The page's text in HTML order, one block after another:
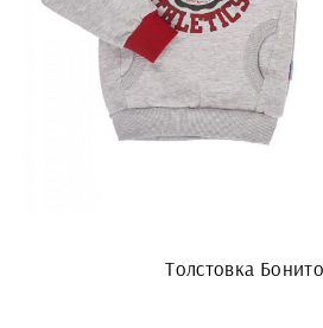
Толстовка